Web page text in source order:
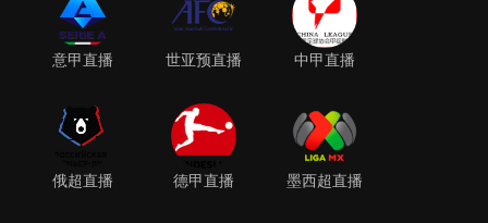
意甲直播 世亚预直播 中甲直播
俄超直播 德甲直播 墨西超直播